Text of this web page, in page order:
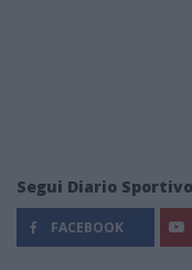
Segui Diario
FACEBOOK